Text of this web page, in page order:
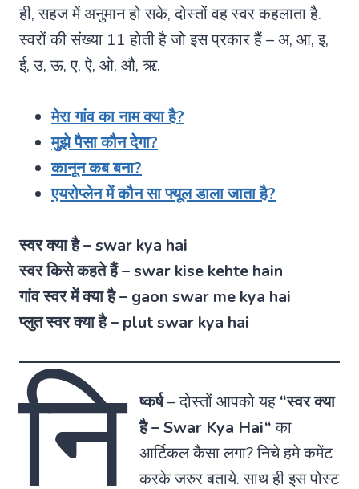
ही, सहज में अनुमान हो सके, दोस्तों वह स्वर कहलाता है.
स्वरों की संख्या 11 होती है जो इस प्रकार हैं – अ, आ, इ,
ई, उ, ऊ, ए, ऐ, ओ, औ, ऋ.
मेरा गांव का नाम क्या है?
मुझे पैसा कौन देगा?
कानून कब बना?
एयरोप्लेन में कौन सा फ्यूल डाला जाता है?
स्वर क्या है – swar kya hai
स्वर किसे कहते हैं – swar kise kehte hain
गांव स्वर में क्या है – gaon swar me kya hai
प्लुत स्वर क्या है – plut swar kya hai
नि ष्कर्ष– दोस्तों आपको यह “स्वर क्या
है –Swar Kya Hai“का
आर्टिकल कैसा लगा? निचे हमे कमेंट
करके जरुर बताये. साथ ही इस पोस्ट